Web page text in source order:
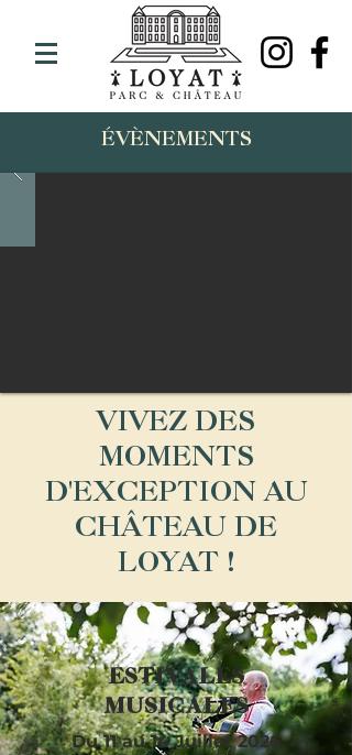
ÉVÈNEMENTS
VIVEZ DES
MOMENTS
D'EXCEPTION AU
CHÂTEAU DE
LOYAT !
ESTIVALES
MUSICALES
Du 11 au 14 Juillet 2026